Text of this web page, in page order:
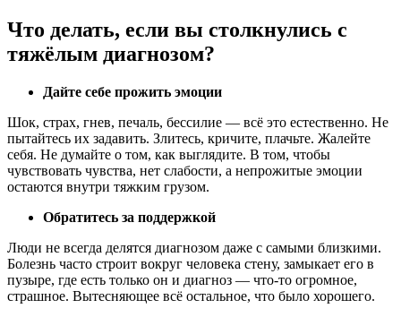
Что делать, если вы столкнулись с
тяжёлым диагнозом?
Дайте себе прожить эмоции
Шок, страх, гнев, печаль, бессилие — всё это естественно. Не
пытайтесь их задавить. Злитесь, кричите, плачьте. Жалейте
себя. Не думайте о том, как выглядите. В том, чтобы
чувствовать чувства, нет слабости, а непрожитые эмоции
остаются внутри тяжким грузом.
Обратитесь за поддержкой
Люди не всегда делятся диагнозом даже с самыми близкими.
Болезнь часто строит вокруг человека стену, замыкает его в
пузыре, где есть только он и диагноз — что-то огромное,
страшное. Вытесняющее всё остальное, что было хорошего.